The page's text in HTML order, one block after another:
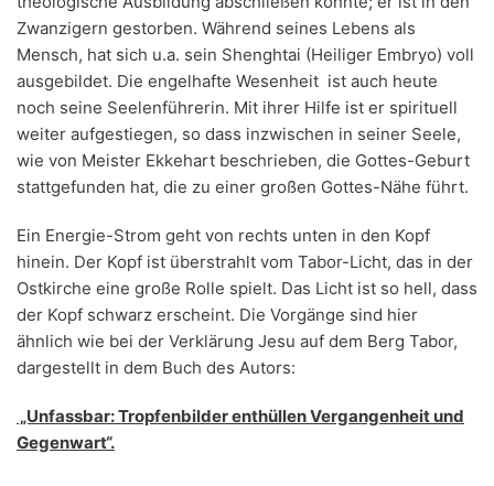
Zwanzigern gestorben. Während seines Lebens als
Mensch, hat sich u.a. sein Shenghtai (Heiliger Embryo) voll
ausgebildet. Die engelhafte Wesenheit ist auch heute
noch seine Seelenführerin. Mit ihrer Hilfe ist er spirituell
weiter aufgestiegen, so dass inzwischen in seiner Seele,
wie von Meister Ekkehart beschrieben, die Gottes-Geburt
stattgefunden hat, die zu einer großen Gottes-Nähe führt.
Ein Energie-Strom geht von rechts unten in den Kopf
hinein. Der Kopf ist überstrahlt vom Tabor-Licht, das in der
Ostkirche eine große Rolle spielt. Das Licht ist so hell, dass
der Kopf schwarz erscheint. Die Vorgänge sind hier
ähnlich wie bei der Verklärung Jesu auf dem Berg Tabor,
dargestellt in dem Buch des Autors:
„Unfassbar: Tropfenbilder enthüllen Vergangenheit und
Gegenwart“.